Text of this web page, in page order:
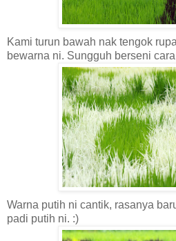
Kami turun bawah nak tengok
bewarna ni. Sungguh berseni
Warna putih ni cantik, rasanya
padi putih ni. :)